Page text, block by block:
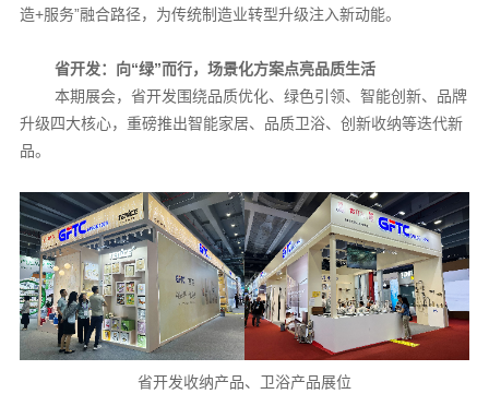
造+服务”融合路径，为传统制造业转型升级注入新动能。
省开发：向“绿”而行，场景化方案点亮品质生活
本期展会，省开发围绕品质优化、绿色引领、智能创新、品牌
升级四大核心，重磅推出智能家居、品质卫浴、创新收纳等迭代新
品。
省开发收纳产品、卫浴产品展位